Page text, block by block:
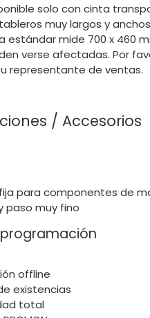
solo con cinta
muy largos y
estándar mide 700 x 460
verse afectadas. Por
representante de ventas.
/ Accesorios
para componentes de
paso muy fino
offline
existencias
total